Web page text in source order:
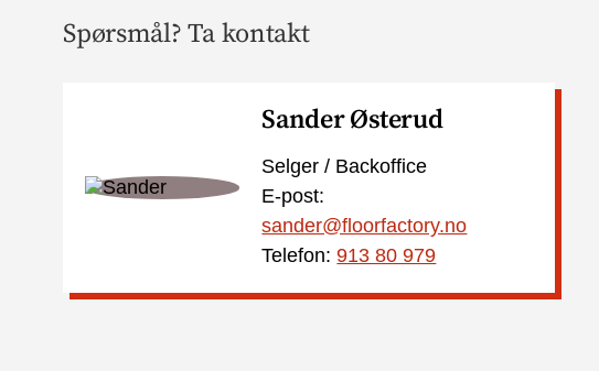
Spørsmål? Ta kontakt
Sander Østerud
Selger / Backoffice
E-post:
sander@floorfactory.no
Telefon:913 80 979